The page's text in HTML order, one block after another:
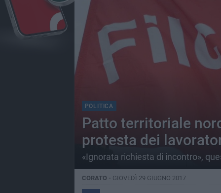
POLITICA
Patto territoriale
protesta dei
«Ignorata richiesta di incontro»,
CORATO - GIOVEDÌ 29 GIUGNO 2017